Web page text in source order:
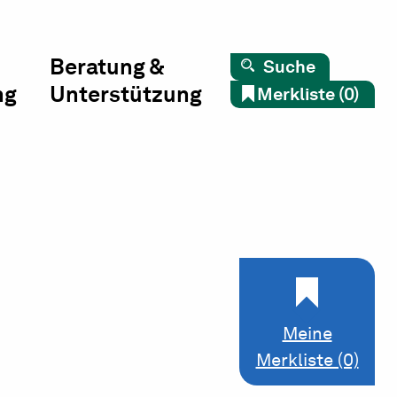
Beratung &
Unterstützung
Suche
Merkliste (0)
Meine
Merkliste (0)